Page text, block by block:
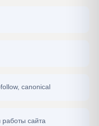
canonical
сайта